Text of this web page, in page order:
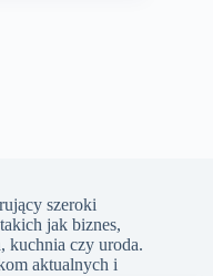
szeroki
jak biznes,
kuchnia czy uroda.
aktualnych i